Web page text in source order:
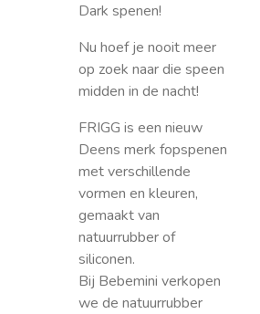
Dark spenen!
Nu hoef je nooit meer
op zoek naar die speen
midden in de nacht!
FRIGG is een nieuw
Deens merk fopspenen
met verschillende
vormen en kleuren,
gemaakt van
natuurrubber of
siliconen.
Bij Bebemini verkopen
we de natuurrubber